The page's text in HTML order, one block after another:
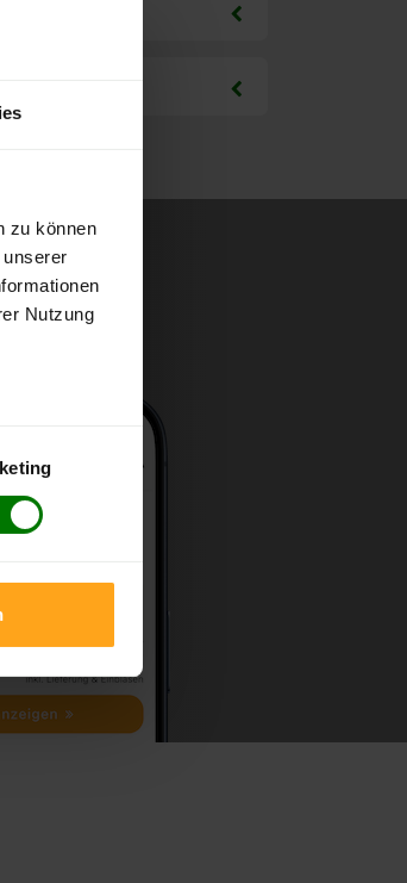
zu können
Nutzung